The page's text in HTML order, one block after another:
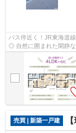
バス停近く！JR東海道
◎ 自然に囲まれた閑静
キッチンがあり、家族
売買 | 新築一戸建